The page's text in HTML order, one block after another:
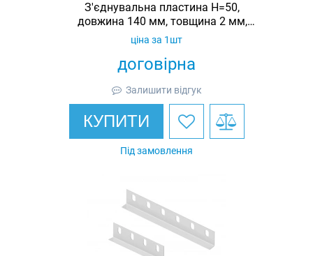
З'єднувальна пластина H=50,
довжина 140 мм, товщина 2 мм,
оцинкована, Ardic
договірна
ціна за 1шт
Залишити відгук
КУПИТИ
Під замовлення